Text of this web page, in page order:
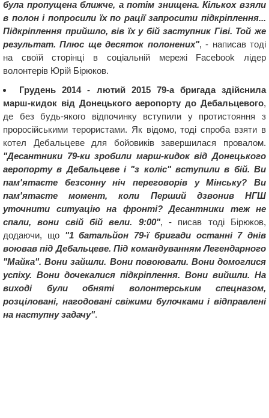
була пропущена ближче, а потім знищена. Кількох взяли
в полон і попросили їх по рації запросити підкріплення...
Підкріплення прийшло, вів їх у бій заступник Гіві. Той же
результат. Плюс ще десяток полонених", - написав тоді
на своїй сторінці в соціальній мережі Facebook лідер
волонтерів Юрій Бірюков.
Грудень 2014 - лютий 2015 79-а бригада здійснила
марш-кидок від Донецького аеропорту до Дебальцевого,
де без будь-якого відпочинку вступили у протистояння з
проросійськими терористами. Як відомо, тоді спроба взяти в
котел Дебальцеве для бойовиків завершилася провалом.
"Десантники 79-ки зробили марш-кидок від Донецького
аеропорту в Дебальцеве і "з коліс" вступили в бій. Ви
пам'ятаєте безсонну ніч переговорів у Мінську? Ви
пам'ятаєте момент, коли Перший дзвонив НГШ
уточнити ситуацію на фронті? Десантники теж не
спали, вони свій бій вели. 9:00", - писав тоді Бірюков,
додаючи, що "1 батальйон 79-ї бригади останні 7 днів
воював під Дебальцеве. Під командуванням Легендарного
"Майка". Вони зайшли. Вони повоювали. Вони домоглися
успіху. Вони дочекалися підкріплення. Вони вийшли. На
виході були обняті волонтерським спецназом,
розціловані, нагодовані свіжими булочками і відправлені
на наступну задачу".